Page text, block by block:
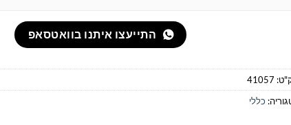
התייעצו איתנו בוואטסאפ
41057
כללי